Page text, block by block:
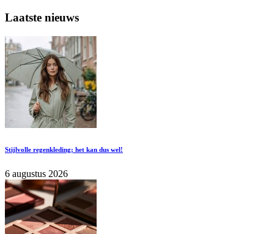
Laatste nieuws
Stijlvolle regenkleding; het kan dus wel!
6 augustus 2026